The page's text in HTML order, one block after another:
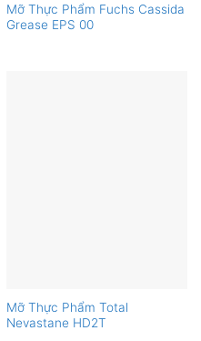
Mỡ Thực Phẩm Fuchs Cassida
Grease EPS 00
Mỡ Thực Phẩm Total
Nevastane HD2T